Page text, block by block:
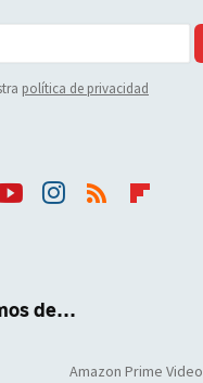
política de privacidad
de...
Amazon Prime Video